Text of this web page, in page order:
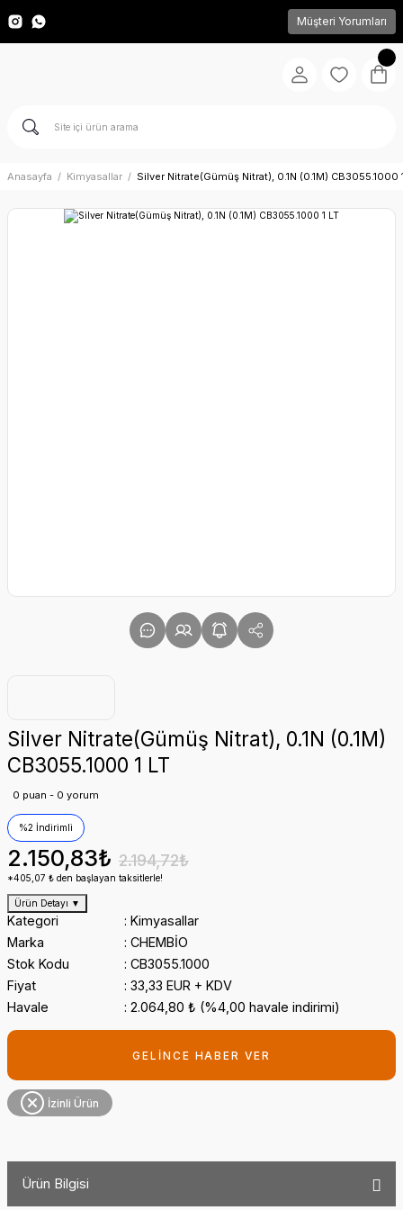
Müşteri Yorumları
Anasayfa Kimyasallar Silver Nitrate(Gümüş Nitrat), 0.1N (0.1M) CB3055.1000
Silver Nitrate(Gümüş Nitrat), 0.1N (0.1M)
CB3055.1000 1 LT
0 puan - 0 yorum
%2 İndirimli
2.150,83₺ 2.194,72₺
*405,07 ₺ den başlayan taksitlerle!
Ürün Detayı ▼
Kategori
Kimyasallar
Marka
CHEMBİO
Stok Kodu
CB3055.1000
Fiyat
33,33 EUR + KDV
Havale
2.064,80 ₺ (%4,00 havale indirimi)
GELİNCE HABER VER
İzinli Ürün
Ürün Bilgisi